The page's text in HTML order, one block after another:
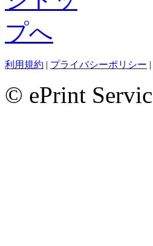
利用規約 | プライバシーポリシー |
© ePrint